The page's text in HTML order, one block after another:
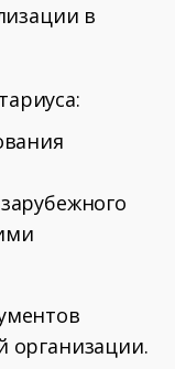
в
организации.